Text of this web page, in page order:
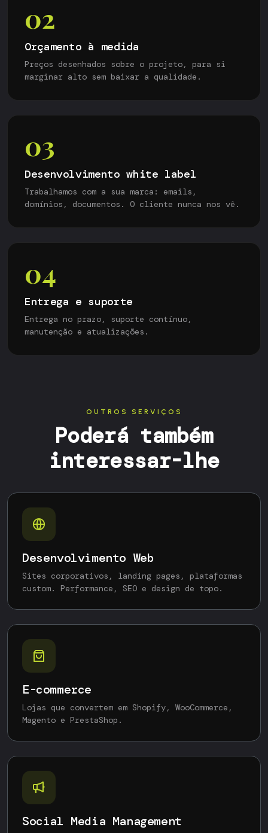
02
Orçamento à medida
Preços desenhados sobre o projeto, para si
marginar alto sem baixar a qualidade.
03
Desenvolvimento white label
Trabalhamos com a sua marca: emails,
domínios, documentos. O cliente nunca nos vê.
04
Entrega e suporte
Entrega no prazo, suporte contínuo,
manutenção e atualizações.
OUTROS SERVIÇOS
Poderá também
interessar-lhe
Desenvolvimento Web
Sites corporativos, landing pages, plataformas
custom. Performance, SEO e design de topo.
E-commerce
Lojas que convertem em Shopify, WooCommerce,
Magento e PrestaShop.
Social Media Management